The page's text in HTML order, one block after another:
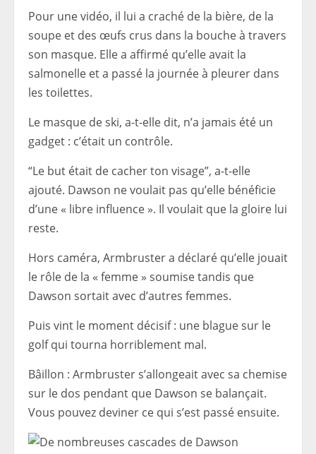
Pour une vidéo, il lui a craché de la bière, de la
soupe et des œufs crus dans la bouche à travers
son masque. Elle a affirmé qu’elle avait la
salmonelle et a passé la journée à pleurer dans
les toilettes.
Le masque de ski, a-t-elle dit, n’a jamais été un
gadget : c’était un contrôle.
“Le but était de cacher ton visage”, a-t-elle
ajouté. Dawson ne voulait pas qu’elle bénéficie
d’une « libre influence ». Il voulait que la gloire lui
reste.
Hors caméra, Armbruster a déclaré qu’elle jouait
le rôle de la « femme » soumise tandis que
Dawson sortait avec d’autres femmes.
Puis vint le moment décisif : une blague sur le
golf qui tourna horriblement mal.
Bâillon : Armbruster s’allongeait avec sa chemise
sur le dos pendant que Dawson se balançait.
Vous pouvez deviner ce qui s’est passé ensuite.